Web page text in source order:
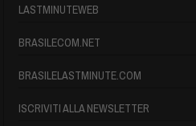
LASTMINUTEWEB
BRASILECOM.NET
BRASILELASTMINUTE.COM
ISCRIVITI ALLA NEWSLETTER